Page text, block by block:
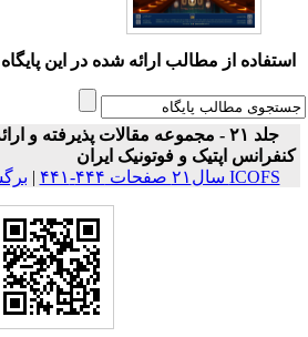
استفاده از مطالب ارائه شده در این پایگاه
جلد ۲۱ - مجموعه مقالات پذیرفته و
کنفرانس اپتیک و فوتونیک ایران
ICOFS سال۲۱ صفحات ۴۴۴-۴۴۱
|